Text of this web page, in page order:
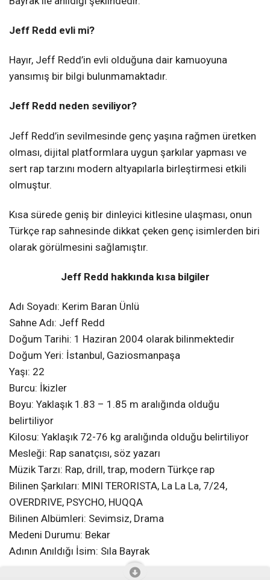
Jeff Redd evli mi?
Hayır, Jeff Redd’in evli olduğuna dair kamuoyuna
yansımış bir bilgi bulunmamaktadır.
Jeff Redd neden seviliyor?
Jeff Redd’in sevilmesinde genç yaşına rağmen üretken
olması, dijital platformlara uygun şarkılar yapması ve
sert rap tarzını modern altyapılarla birleştirmesi etkili
olmuştur.
Kısa sürede geniş bir dinleyici kitlesine ulaşması, onun
Türkçe rap sahnesinde dikkat çeken genç isimlerden biri
olarak görülmesini sağlamıştır.
Jeff Redd hakkında kısa bilgiler
Adı Soyadı: Kerim Baran Ünlü
Sahne Adı: Jeff Redd
Doğum Tarihi: 1 Haziran 2004 olarak bilinmektedir
Doğum Yeri: İstanbul, Gaziosmanpaşa
Yaşı: 22
Burcu: İkizler
Boyu: Yaklaşık 1.83 – 1.85 m aralığında olduğu
belirtiliyor
Kilosu: Yaklaşık 72-76 kg aralığında olduğu belirtiliyor
Mesleği: Rap sanatçısı, söz yazarı
Müzik Tarzı: Rap, drill, trap, modern Türkçe rap
Bilinen Şarkıları: MINI TERORISTA, La La La, 7/24,
OVERDRIVE, PSYCHO, HUQQA
Bilinen Albümleri: Sevimsiz, Drama
Medeni Durumu: Bekar
Adının Anıldığı İsim: Sıla Bayrak